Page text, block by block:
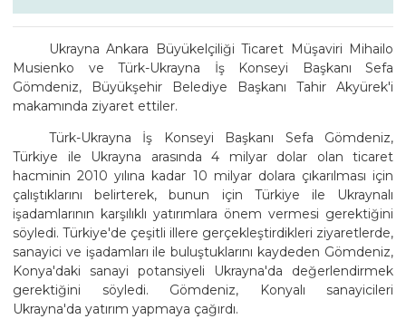
Ukrayna Ankara Büyükelçiliği Ticaret Müşaviri Mihailo
Musienko ve Türk-Ukrayna İş Konseyi Başkanı Sefa
Gömdeniz, Büyükşehir Belediye Başkanı Tahir Akyürek'i
makamında ziyaret ettiler.
Türk-Ukrayna İş Konseyi Başkanı Sefa Gömdeniz,
Türkiye ile Ukrayna arasında 4 milyar dolar olan ticaret
hacminin 2010 yılına kadar 10 milyar dolara çıkarılması için
çalıştıklarını belirterek, bunun için Türkiye ile Ukraynalı
işadamlarının karşılıklı yatırımlara önem vermesi gerektiğini
söyledi. Türkiye'de çeşitli illere gerçekleştirdikleri ziyaretlerde,
sanayici ve işadamları ile buluştuklarını kaydeden Gömdeniz,
Konya'daki sanayi potansiyeli Ukrayna'da değerlendirmek
gerektiğini söyledi. Gömdeniz, Konyalı sanayicileri
Ukrayna'da yatırım yapmaya çağırdı.